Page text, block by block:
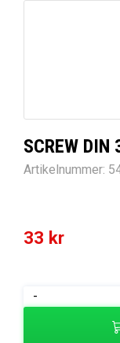
SCREW
Artikelnummer:
33 kr
-
SCREW